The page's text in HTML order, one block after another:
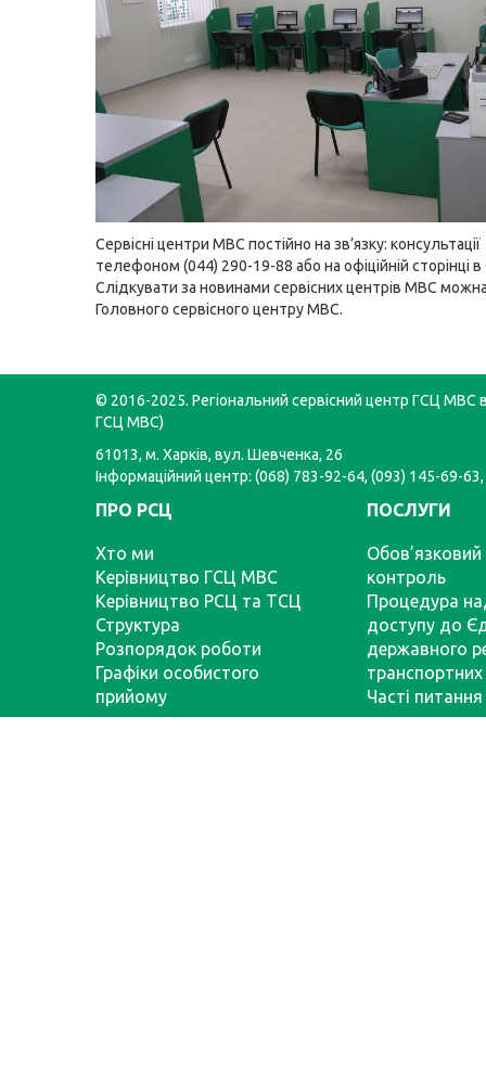
Сервісні центри МВС постійно на зв’язку: консультації
телефоном (044) 290-19-88 або на офіційній сторінці
Слідкувати за новинами сервісних центрів МВС
Головного сервісного центру МВС.
© 2016-2025. Регіональний сервісний центр ГСЦ МВС в
ГСЦ МВС)
61013, м. Харків, вул. Шевченка, 26
Інформаційний центр: (068) 783-92-64, (093) 145-69-
ПРО РСЦ
Хто ми
Керівництво ГСЦ МВС
Керівництво РСЦ та ТСЦ
Структура
Розпорядок роботи
Графіки особистого
прийому
ПОСЛУГИ
Обов’язковий
контроль
Процедура
доступу до
державного
транспортних
Часті питання